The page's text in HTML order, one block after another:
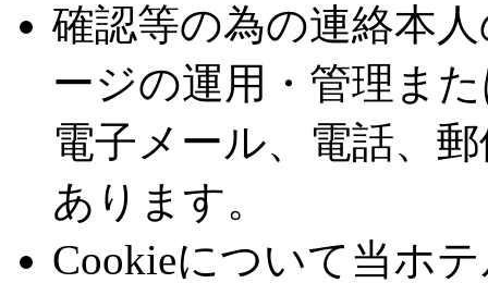
確認等の為の連絡本
ージの運用・管理ま
電子メール、電話、
あります。
Cookieについて当ホ